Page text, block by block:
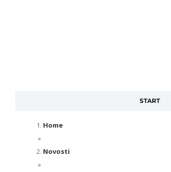
START
Home
»
Novosti
»